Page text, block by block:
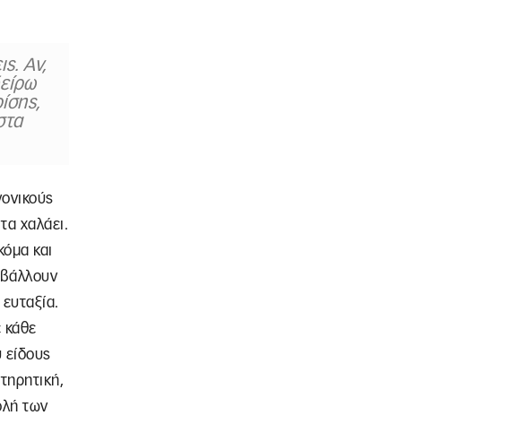
Αν,
χαλάει.
και
κάθε
είδους
των